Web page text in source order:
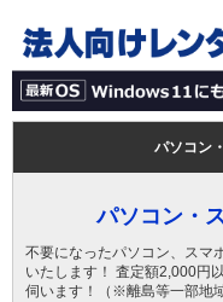
パソコン
パソコン・
不要になったパソコン、スマ
いたします！ 査定額2,000円
伺います！（※離島等一部地